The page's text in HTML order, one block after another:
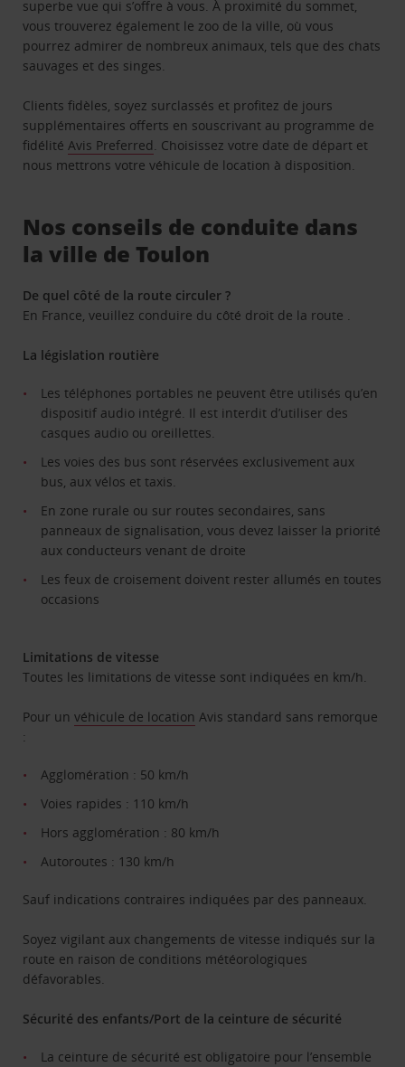
superbe vue qui s’offre à vous. À proximité du sommet,
vous trouverez également le zoo de la ville, où vous
pourrez admirer de nombreux animaux, tels que des chats
sauvages et des singes.
Clients fidèles, soyez surclassés et profitez de jours
supplémentaires offerts en souscrivant au programme de
fidélitéAvis Preferred. Choisissez votre date de départ et
nous mettrons votre véhicule de location à disposition.
Nos conseils de conduite dans
la ville de Toulon
De quel côté de la route circuler ?
En France, veuillez conduire du côté droit de la route .
La législation routière
Les téléphones portables ne peuvent être utilisés qu’en
dispositif audio intégré. Il est interdit d’utiliser des
casques audio ou oreillettes.
Les voies des bus sont réservées exclusivement aux
bus, aux vélos et taxis.
En zone rurale ou sur routes secondaires, sans
panneaux de signalisation, vous devez laisser la priorité
aux conducteurs venant de droite
Les feux de croisement doivent rester allumés en toutes
occasions
Limitations de vitesse
Toutes les limitations de vitesse sont indiquées en km/h.
Pour unvéhicule de location Avis standard sans remorque
:
Agglomération : 50 km/h
Voies rapides : 110 km/h
Hors agglomération : 80 km/h
Autoroutes : 130 km/h
Sauf indications contraires indiquées par des panneaux.
Soyez vigilant aux changements de vitesse indiqués sur la
route en raison de conditions météorologiques
défavorables.
Sécurité des enfants/Port de la ceinture de sécurité
La ceinture de sécurité est obligatoire pour l’ensemble